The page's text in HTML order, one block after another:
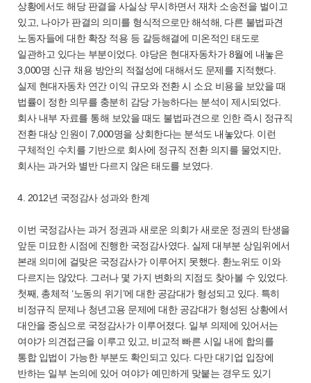
상황에서도 해당 판결을 사실상 무시하면서 재차 소송전을 벌이고
있고, 나아가 판결의 의미를 형식적으로만 해석해, 다른 불법파견
노동자들에 대한 확장 적용 등 갈등해결에 미온적인 태도로
일관하고 있다는 부분이었다. 야당은 현대자동차가 8월에 내놓은
3,000명 신규 채용 방안의 적절성에 대해서도 문제를 지적했다.
실제 현대자동차 연간 이익 규모와 전환 시 소요 비용을 보았을 때
법률이 정한 의무를 충분히 감당 가능하다는 분석이 제시되었다.
회사 내부 자료를 통해 보았을 때도 불법파견으로 인한 즉시 정규직
전환 대상 인원이 7,000명을 상회한다는 분석도 내놓았다. 이런
구체적인 수치를 기반으로 회사에 정규직 전환 의지를 물었지만,
회사는 과거와 별반 다르지 않은 태도를 보였다.
4. 2012년 국정감사 성과와 한계
이번 국정감사는 과거 정권과 새로운 의회가 새로운 정권의 탄생을
앞둔 미묘한 시점에 진행한 국정감사였다. 실제 대부분 상임위에서
본래 의미에 걸맞은 국정감사가 이루어지 못했다. 환노위도 이와
다르지는 않았다. 그러나 몇 가지 변화의 지점도 찾아볼 수 있었다.
첫째, 총체적 ‘노동의 위기’에 대한 공감대가 형성되고 있다. 특히
비정규직 문제나 청년고용 문제에 대한 공감대가 형성된 상황에서
대안을 중심으로 국정감사가 이루어졌다. 일부 의제에 있어서는
여야가 의견접근을 이루고 있고, 비교적 빠른 시일 내에 합의를
통합 입법이 가능한 부분도 확인되고 있다. 다만 대기업 입장에
반하는 일부 논의에 있어 여야가 예민하게 맞붙는 경우도 있기